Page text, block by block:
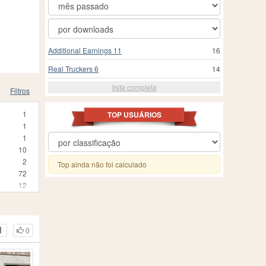
Filtros
1
1
1
10
2
72
12
3
1
210
0
16
Additional Earnings 11
14
Real Truckers 6
lista completa
TOP USUÁRIOS
Top ainda não foi calculado